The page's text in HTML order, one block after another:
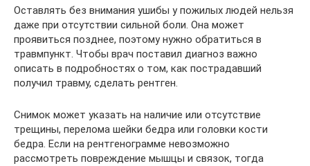
Оставлять без внимания ушибы у пожилых людей нельзя
даже при отсутствии сильной боли. Она может
проявиться позднее, поэтому нужно обратиться в
травмпункт. Чтобы врач поставил диагноз важно
описать в подробностях о том, как пострадавший
получил травму, сделать рентген.
Снимок может указать на наличие или отсутствие
трещины, перелома шейки бедра или головки кости
бедра. Если на рентгенограмме невозможно
рассмотреть повреждение мышцы и связок, тогда